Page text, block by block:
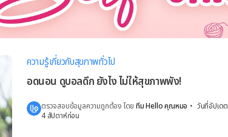
ความรู้เกี่ยวกับสุขภาพทั่วไป
อดนอน ดูบอลดึก ยังไง ไม่ให้สุขภาพพัง!
ตรวจสอบข้อมูลความถูกต้อง โดย ทีม Hello คุณหมอ • วันที่อัปเดต
4 สัปดาห์ก่อน